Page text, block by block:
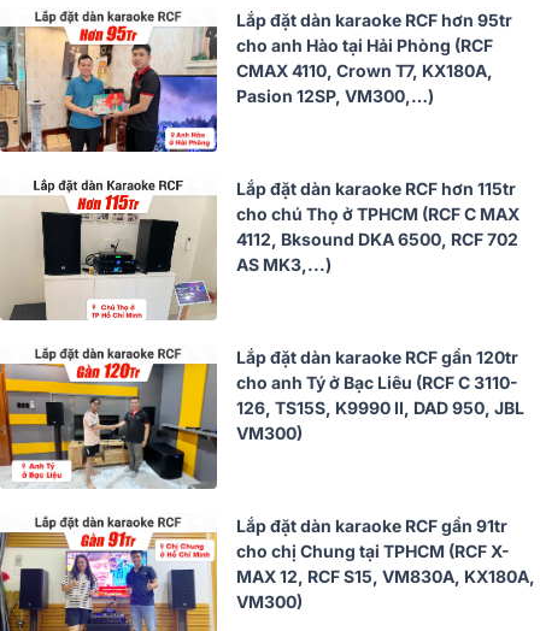
Lắp đặt dàn karaoke RCF hơn 95tr
cho anh Hào tại Hải Phòng (RCF
CMAX 4110, Crown T7, KX180A,
Pasion 12SP, VM300,…)
Lắp đặt dàn karaoke RCF hơn 115tr
cho chú Thọ ở TPHCM (RCF C MAX
4112, Bksound DKA 6500, RCF 702
AS MK3,...)
Lắp đặt dàn karaoke RCF gần 120tr
cho anh Tý ở Bạc Liêu (RCF C 3110-
126, TS15S, K9990 II, DAD 950, JBL
VM300)
Lắp đặt dàn karaoke RCF gần 91tr
cho chị Chung tại TPHCM (RCF X-
MAX 12, RCF S15, VM830A, KX180A,
VM300)